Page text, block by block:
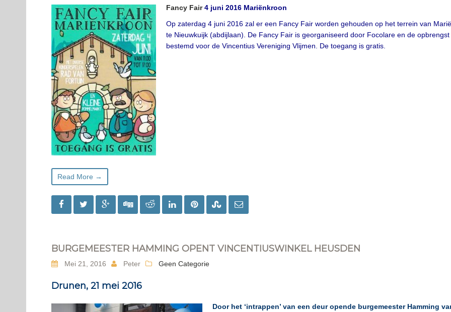
Fancy Fair4 juni 2016 Mariënkroon
Op zaterdag 4 juni 2016 zal er een Fancy Fair worden gehouden op het terrein van
te Nieuwkuijk (abdijlaan). De Fancy Fair is georganiseerd door Focolare en de opbrengst
bestemd voor de Vincentius Vereniging Vlijmen. De toegang is gratis.
Read More →
BURGEMEESTER HAMMING OPENT VINCENTIUSWINKEL HEUSDEN
Mei 21, 2016 Peter Geen Categorie
Drunen, 21 mei 2016
Door het ‘intrappen’ van een deur opende burgemeester Hamming